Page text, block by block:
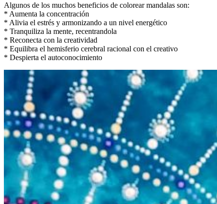
Algunos de los muchos beneficios de colorear mandalas son:
* Aumenta la concentración
* Alivia el estrés y armonizando a un nivel energético
* Tranquiliza la mente, recentrandola
* Reconecta con la creatividad
* Equilibra el hemisferio cerebral racional con el creativo
* Despierta el autoconocimiento